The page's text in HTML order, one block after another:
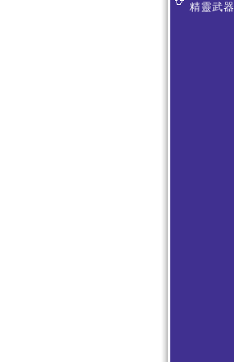
精靈武器